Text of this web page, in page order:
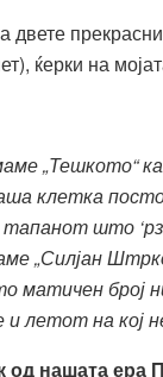
двете
ќерки на
„Тешкото“
клетка
тапанот што
„Силјан
матичен број
летот на кој нѐ
нашата ера